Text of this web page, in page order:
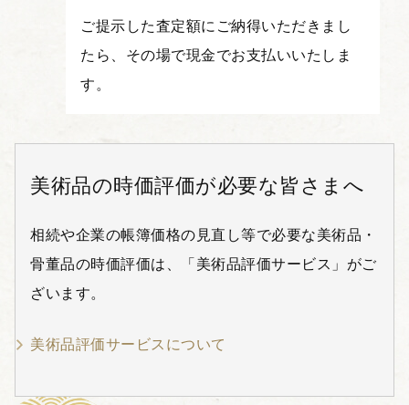
ご提示した査定額にご納得いただきまし
たら、その場で現金でお支払いいたしま
す。
美術品の時価評価が必要な皆さまへ
相続や企業の帳簿価格の見直し等で必要な美術品・
骨董品の時価評価は、「美術品評価サービス」がご
ざいます。
美術品評価サービスについて